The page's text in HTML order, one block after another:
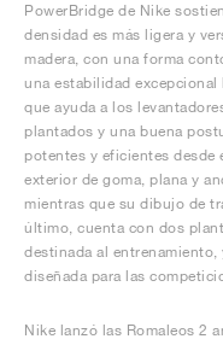
PowerBridge de Nike
densidad es más ligera y
madera, con una forma
una estabilidad
que ayuda a los
plantados y una buena
potentes y eficientes desde
exterior de goma, plana y
mientras que su dibujo de
último, cuenta con dos
destinada al
diseñada para las
Nike lanzó las Romaleos 2